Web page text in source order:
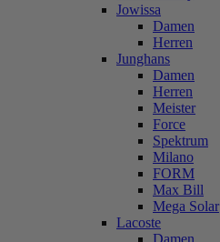
Jowissa
Damen
Herren
Junghans
Damen
Herren
Meister
Force
Spektrum
Milano
FORM
Max Bill
Mega Solar
Lacoste
Damen